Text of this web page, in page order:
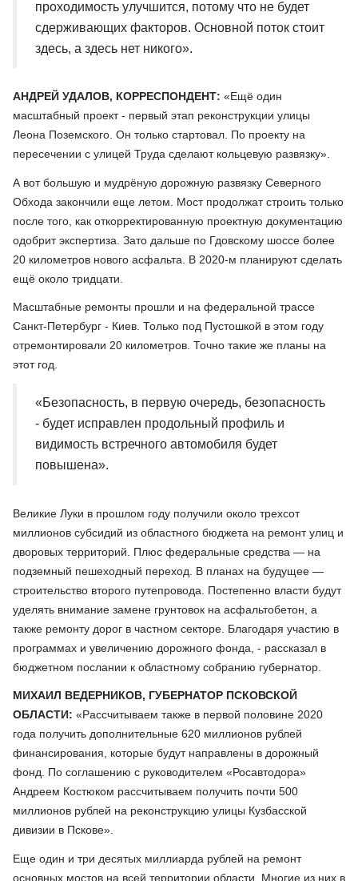
проходимость улучшится, потому что не будет
сдерживающих факторов. Основной поток стоит
здесь, а здесь нет никого».
АНДРЕЙ УДАЛОВ, КОРРЕСПОНДЕНТ: «Ещё один
масштабный проект - первый этап реконструкции улицы
Леона Поземского. Он только стартовал. По проекту на
пересечении с улицей Труда сделают кольцевую развязку».
А вот большую и мудрёную дорожную развязку Северного
Обхода закончили еще летом. Мост продолжат строить только
после того, как откорректированную проектную документацию
одобрит экспертиза. Зато дальше по Гдовскому шоссе более
20 километров нового асфальта. В 2020-м планируют сделать
ещё около тридцати.
Масштабные ремонты прошли и на федеральной трассе
Санкт-Петербург - Киев. Только под Пустошкой в этом году
отремонтировали 20 километров. Точно такие же планы на
этот год.
«Безопасность, в первую очередь, безопасность
- будет исправлен продольный профиль и
видимость встречного автомобиля будет
повышена».
Великие Луки в прошлом году получили около трехсот
миллионов субсидий из областного бюджета на ремонт улиц и
дворовых территорий. Плюс федеральные средства — на
подземный пешеходный переход. В планах на будущее —
строительство второго путепровода. Постепенно власти будут
уделять внимание замене грунтовок на асфальтобетон, а
также ремонту дорог в частном секторе. Благодаря участию в
программах и увеличению дорожного фонда, - рассказал в
бюджетном послании к областному собранию губернатор.
МИХАИЛ ВЕДЕРНИКОВ, ГУБЕРНАТОР ПСКОВСКОЙ
ОБЛАСТИ: «Рассчитываем также в первой половине 2020
года получить дополнительные 620 миллионов рублей
финансирования, которые будут направлены в дорожный
фонд. По соглашению с руководителем «Росавтодора»
Андреем Костюком рассчитываем получить почти 500
миллионов рублей на реконструкцию улицы Кузбасской
дивизии в Пскове».
Еще один и три десятых миллиарда рублей на ремонт
основных мостов на всей территории области. Многие из них в